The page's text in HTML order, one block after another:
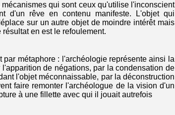
qui sont ceux qu'utilise l'inconscient
d'un rêve en contenu manifeste. L'objet qui
sur un autre objet de moindre intérêt mais
en est le refoulement.
par métaphore : l'archéologie représente ainsi la
de négations, par la condensation de
l'objet méconnaissable, par la déconstruction
faire remonter l'archéologue de la vision d'un
à une fillette avec qui il jouait autrefois